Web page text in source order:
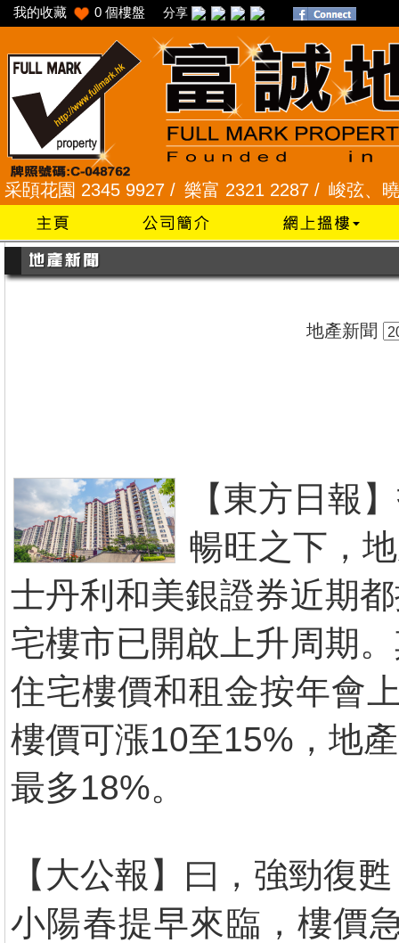
我的收藏 0 個樓盤 分享
園 2345 9927 /樂富 2321 2287 /峻弦、曉暉
地產新聞
【東方日報
暢旺之下，
士丹利和美銀證券近期
宅樓市已開啟上升周期
住宅樓價和租金按年會
樓價可漲10至15%，地
最多18%。
【大公報】曰，強勁復
小陽春提早來臨，樓價